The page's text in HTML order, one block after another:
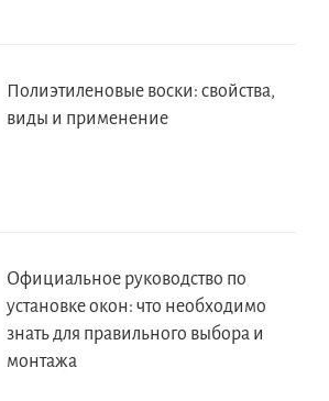
Полиэтиленовые воски: свойства,
виды и применение
Официальное руководство по
установке окон: что необходимо
знать для правильного выбора и
монтажа